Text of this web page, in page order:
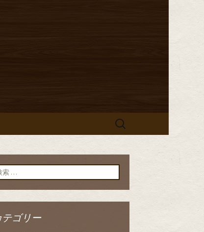
タリア食
ログ
検
:
テゴリー